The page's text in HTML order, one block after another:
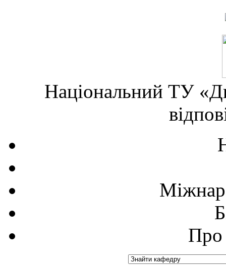
Національний ТУ
Про